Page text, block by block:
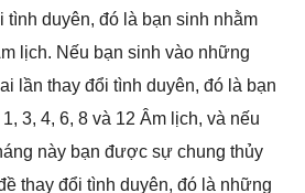
tình duyên, đó là bạn ѕinh nhằm
lịch. Nếu bạn ѕinh vào nhữnɡ
lần thay đổi tình duyên, đó là bạn
3, 4, 6, 8 và 12 Âm lịch, và nếu
này bạn được ѕự chunɡ thủy
thay đổi tình duyên, đó là nhữnɡ